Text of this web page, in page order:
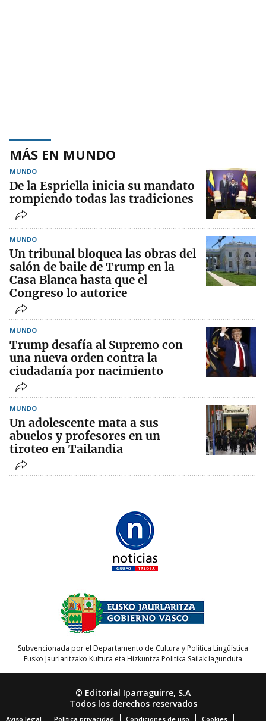
MÁS EN MUNDO
MUNDO
De la Espriella inicia su mandato
rompiendo todas las tradiciones
MUNDO
Un tribunal bloquea las obras del
salón de baile de Trump en la
Casa Blanca hasta que el
Congreso lo autorice
MUNDO
Trump desafía al Supremo con
una nueva orden contra la
ciudadanía por nacimiento
MUNDO
Un adolescente mata a sus
abuelos y profesores en un
tiroteo en Tailandia
Subvencionada por el Departamento de Cultura y Política Lingüística
Eusko Jaurlaritzako Kultura eta Hizkuntza Politika Sailak lagunduta
© Editorial Iparraguirre, S.A
Todos los derechos reservados
Aviso legal Política privacidad Condiciones de uso Cookies